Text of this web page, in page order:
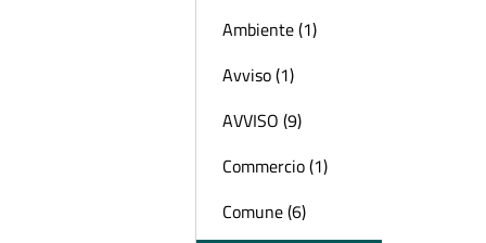
Ambiente (1)
Avviso (1)
AVVISO (9)
Commercio (1)
Comune (6)